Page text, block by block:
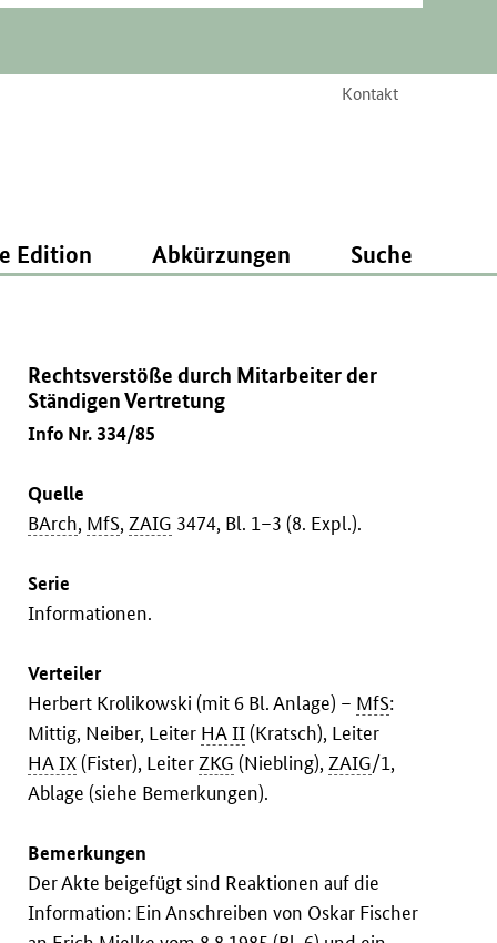
Kontakt
Edition Abkürzungen Suche
Rechtsverstöße durch Mitarbeiter der
Ständigen Vertretung
Info Nr. 334/85
Quelle
BArch, MfS,ZAIG 3474, Bl. 1–3 (8. Expl.).
Serie
Informationen.
Verteiler
Herbert Krolikowski (mit 6 Bl. Anlage) – MfS:
Mittig, Neiber, Leiter HA II(Kratsch), Leiter
HA IX(Fister), LeiterZKG (Niebling),ZAIG/1,
Ablage (siehe Bemerkungen).
Bemerkungen
Der Akte beigefügt sind Reaktionen auf die
Information: Ein Anschreiben von Oskar Fischer